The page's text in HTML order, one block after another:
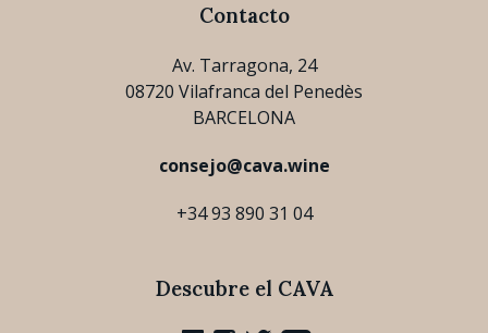
Contacto
Av. Tarragona, 24
08720 Vilafranca del Penedès
BARCELONA
consejo@cava.wine
+34 93 890 31 04
Descubre el CAVA